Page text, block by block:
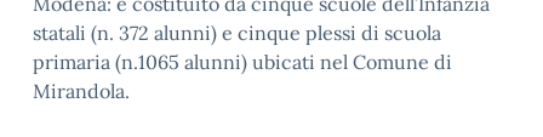
statali (n. 372 alunni) e cinque plessi di scuola
primaria (n.1065 alunni) ubicati nel Comune di
Mirandola.